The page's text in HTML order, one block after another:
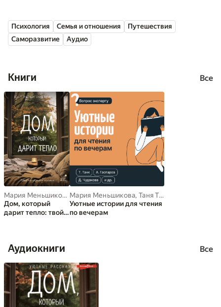
Психология Семья и отношения
Путешествия
Саморазвитие
Аудио
Книги Все
Мария Меньшикова ,Любовь Курилюк,Саша Паулан
Дом, который
дарит тепло: твой
Мария Меньшикова,Таня Танк
Уютные истории для чтения
по вечерам
Аудиокниги Все